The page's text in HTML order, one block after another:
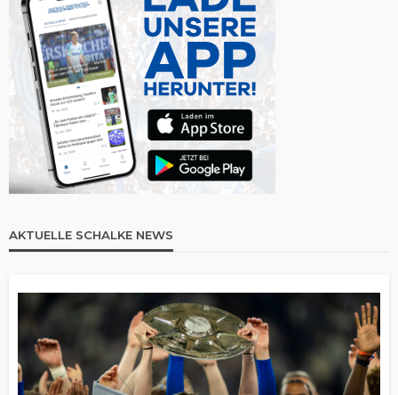
AKTUELLE SCHALKE NEWS